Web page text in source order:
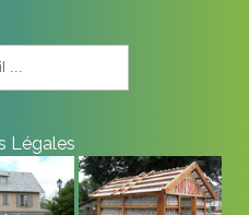
adresse
(obligatoire)
Légales